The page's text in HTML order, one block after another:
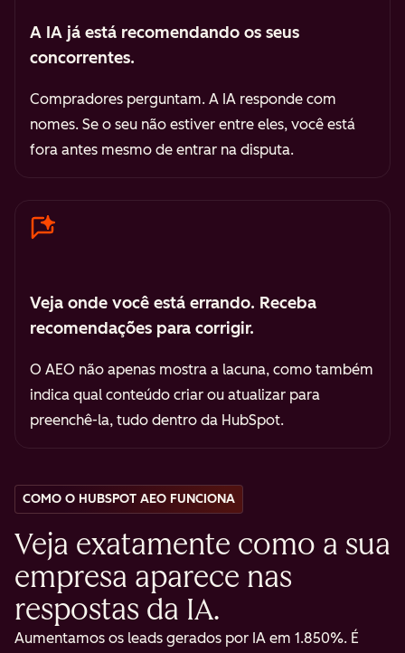
A IA já está recomendando os seus
concorrentes.
Compradores perguntam. A IA responde com
nomes. Se o seu não estiver entre eles, você está
fora antes mesmo de entrar na disputa.
Veja onde você está errando. Receba
recomendações para corrigir.
O AEO não apenas mostra a lacuna, como também
indica qual conteúdo criar ou atualizar para
preenchê-la, tudo dentro da HubSpot.
COMO O HUBSPOT AEO FUNCIONA
Veja exatamente como a sua
empresa aparece nas
respostas da IA.
Aumentamos os leads gerados por IA em 1.850%. É